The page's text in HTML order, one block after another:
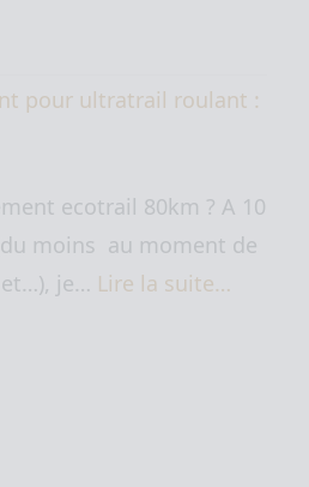
pour ultratrail roulant :
ecotrail 80km ? A 10
moins au moment de
je… Lire la suite…